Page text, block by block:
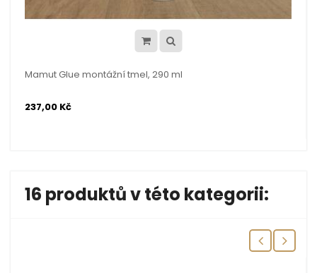
Mamut Glue montážní tmel, 290 ml
237,00 Kč
16 produktů v této kategorii: